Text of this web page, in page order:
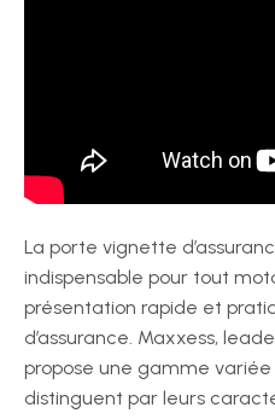
La porte vignette
indispensable pour tout
présentation rapide et
d’assurance. Maxxess,
propose une gamme
distinguent par leurs